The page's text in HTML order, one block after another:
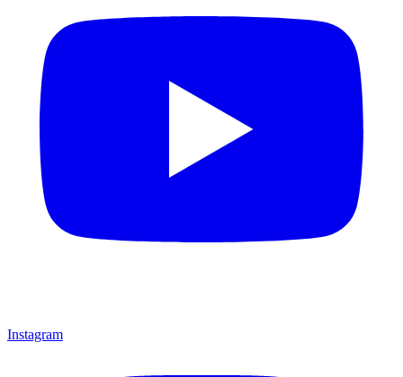
Instagram